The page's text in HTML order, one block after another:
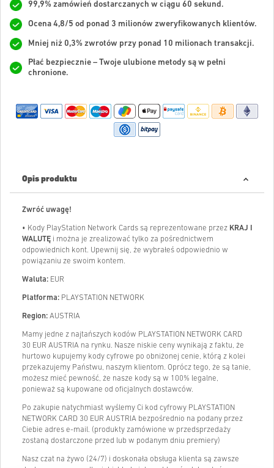
99,9% zamówień dostarczanych w ciągu 60 sekund.
Ocena 4,8/5 od ponad 3 milionów zweryfikowanych klientów.
Mniej niż 0,3% zwrotów przy ponad 10 milionach transakcji.
Płać bezpiecznie – Twoje ulubione metody są w pełni
chronione.
Opis produktu
Zwróć uwagę!
• Kody PlayStation Network Cards są reprezentowane przez KRAJ I
WALUTĘ i można je zrealizować tylko za pośrednictwem
odpowiednich kont. Upewnij się, że wybrałeś odpowiednio w
powiązaniu ze swoim kontem.
Waluta: EUR
Platforma: PLAYSTATION NETWORK
Region: AUSTRIA
Mamy jedne z najtańszych kodów PLAYSTATION NETWORK CARD
30 EUR AUSTRIA na rynku. Nasze niskie ceny wynikają z faktu, że
hurtowo kupujemy kody cyfrowe po obniżonej cenie, którą z kolei
przekazujemy Państwu, naszym klientom. Oprócz tego, że są tanie,
możesz mieć pewność, że nasze kody są w 100% legalne,
ponieważ są kupowane od oficjalnych dostawców.
Po zakupie natychmiast wyślemy Ci kod cyfrowy PLAYSTATION
NETWORK CARD 30 EUR AUSTRIA bezpośrednio na podany przez
Ciebie adres e-mail. (produkty zamówione w przedsprzedaży
zostaną dostarczone przed lub w podanym dniu premiery)
Nasz czat na żywo (24/7) i doskonała obsługa klienta są zawsze